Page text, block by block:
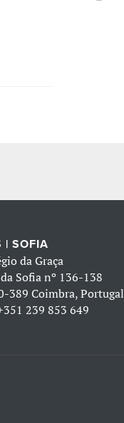
| SOFIA
da Graça
Sofia nº 136-138
389 Coimbra, Portugal
239 853 649